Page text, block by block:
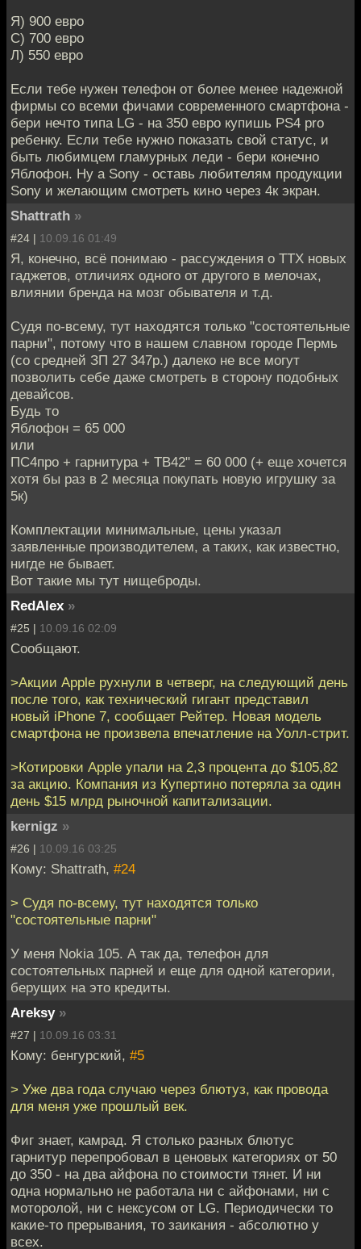
Я) 900 евро
С) 700 евро
Л) 550 евро
Если тебе нужен телефон от более менее надежной
фирмы со всеми фичами современного смартфона -
бери нечто типа LG - на 350 евро купишь PS4 pro
ребенку. Если тебе нужно показать свой статус, и
быть любимцем гламурных леди - бери конечно
Яблофон. Ну а Sony - оставь любителям продукции
Sony и желающим смотреть кино через 4к экран.
Shattrath »
#24 | 10.09.16 01:49
Я, конечно, всё понимаю - рассуждения о ТТХ новых
гаджетов, отличиях одного от другого в мелочах,
влиянии бренда на мозг обывателя и т.д.
Судя по-всему, тут находятся только "состоятельные
парни", потому что в нашем славном городе Пермь
(со средней ЗП 27 347р.) далеко не все могут
позволить себе даже смотреть в сторону подобных
девайсов.
Будь то
Яблофон = 65 000
или
ПС4про + гарнитура + ТВ42" = 60 000 (+ еще хочется
хотя бы раз в 2 месяца покупать новую игрушку за
5к)
Комплектации минимальные, цены указал
заявленные производителем, а таких, как известно,
нигде не бывает.
Вот такие мы тут нищеброды.
RedAlex »
#25 | 10.09.16 02:09
Сообщают.
>Акции Apple рухнули в четверг, на следующий день
после того, как технический гигант представил
новый iPhone 7, сообщает Рейтер. Новая модель
смартфона не произвела впечатление на Уолл-стрит.
>Котировки Apple упали на 2,3 процента до $105,82
за акцию. Компания из Купертино потеряла за один
день $15 млрд рыночной капитализации.
kernigz »
#26 | 10.09.16 03:25
Кому: Shattrath, #24
> Судя по-всему, тут находятся только
"состоятельные парни"
У меня Nokia 105. А так да, телефон для
состоятельных парней и еще для одной категории,
берущих на это кредиты.
Areksy »
#27 | 10.09.16 03:31
Кому: бенгурский, #5
> Уже два года случаю через блютуз, как провода
для меня уже прошлый век.
Фиг знает, камрад. Я столько разных блютус
гарнитур перепробовал в ценовых категориях от 50
до 350 - на два айфона по стоимости тянет. И ни
одна нормально не работала ни с айфонами, ни с
моторолой, ни с нексусом от LG. Периодически то
какие-то прерывания, то заикания - абсолютно у
всех.